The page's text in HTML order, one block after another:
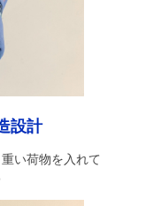
設計
い荷物を入れて